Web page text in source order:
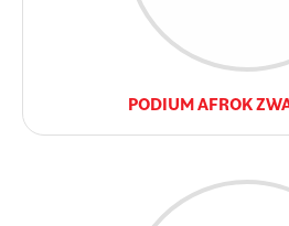
PODIUM AFROK